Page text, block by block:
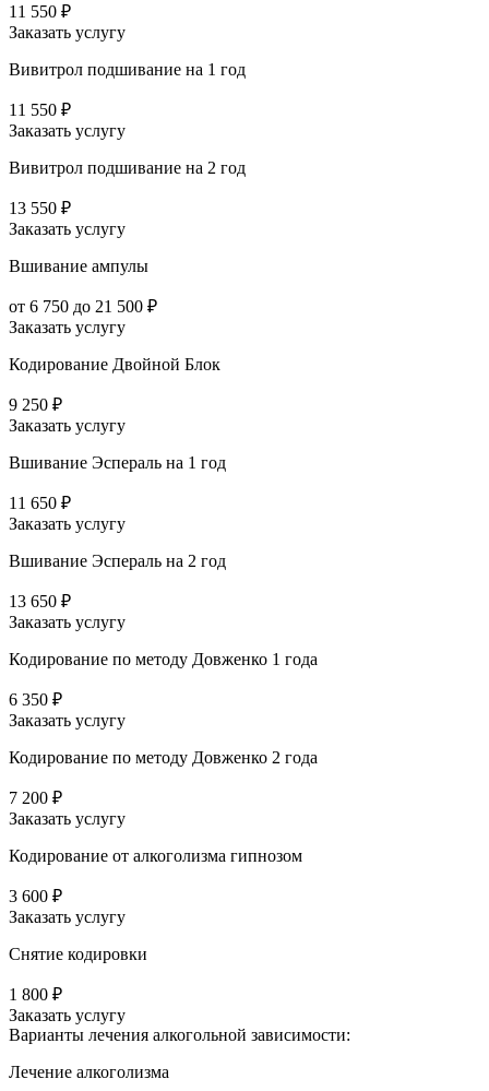
11 550 ₽
Заказать услугу
Вивитрол подшивание на 1 год
11 550 ₽
Заказать услугу
Вивитрол подшивание на 2 год
13 550 ₽
Заказать услугу
Вшивание ампулы
от 6 750 до 21 500 ₽
Заказать услугу
Кодирование Двойной Блок
9 250 ₽
Заказать услугу
Вшивание Эспераль на 1 год
11 650 ₽
Заказать услугу
Вшивание Эспераль на 2 год
13 650 ₽
Заказать услугу
Кодирование по методу Довженко 1 года
6 350 ₽
Заказать услугу
Кодирование по методу Довженко 2 года
7 200 ₽
Заказать услугу
Кодирование от алкоголизма гипнозом
3 600 ₽
Заказать услугу
Снятие кодировки
1 800 ₽
Заказать услугу
Варианты лечения алкогольной зависимости:
Лечение алкоголизма